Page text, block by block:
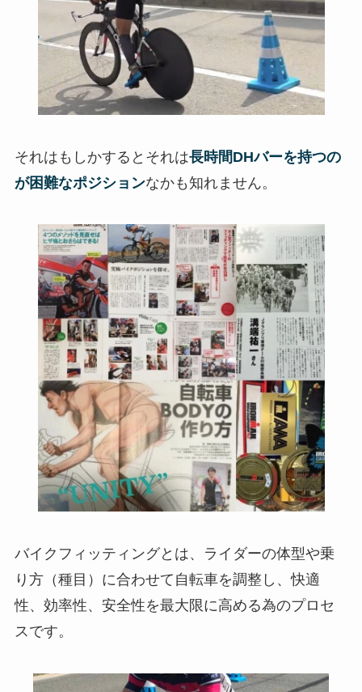
それはもしかするとそれは長時間DHバーを持つの
が困難なポジションなかも知れません。
バイクフィッティングとは、ライダーの体型や乗
り方（種目）に合わせて自転車を調整し、快適
性、効率性、安全性を最大限に高める為のプロセ
スです。